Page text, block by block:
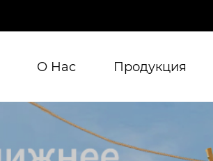
О Нас Продукция